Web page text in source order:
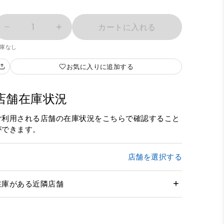
1 カートに入れる
なし
お気に入りに追加する
舗在庫状況
利用される店舗の在庫状況をこちらで確認すること
きます。
店舗を選択する
庫がある近隣店舗